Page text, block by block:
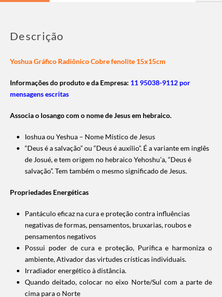
Descrição
Yoshua Gráfico Radiônico Cobre fenolite 15x15cm
Informações do produto e da Empresa: 11 95038-9112 por
mensagens escritas
Associa o losango com o nome de Jesus em hebraico.
Ioshua ou Yeshua – Nome Místico de Jesus
“Deus é a salvação” ou “Deus é auxílio”. É a variante em inglês
de Josué, e tem origem no hebraico Yehoshu’a, “Deus é
salvação”. Tem também o mesmo significado de Jesus.
Propriedades Energéticas
Pantáculo eficaz na cura e proteção contra influências
negativas de formas, pensamentos, bruxarias, roubos e
pensamentos negativos
Possui poder de cura e proteção, Purifica e harmoniza o
ambiente,Ativador das virtudes crísticas individuais.
Irradiador energético à distância.
Quando deitado, colocar no eixo Norte/Sul com a parte de
cima para o Norte